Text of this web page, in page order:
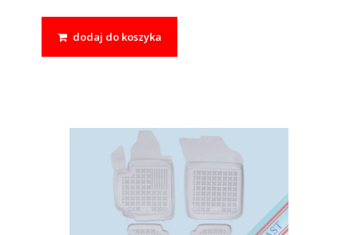
dodaj do koszyka